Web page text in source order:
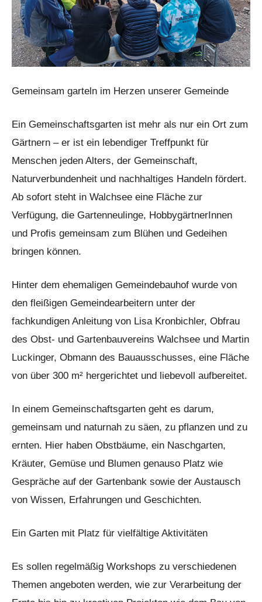
Gemeinsam garteln im Herzen unserer Gemeinde
Ein Gemeinschaftsgarten ist mehr als nur ein Ort zum
Gärtnern – er ist ein lebendiger Treffpunkt für
Menschen jeden Alters, der Gemeinschaft,
Naturverbundenheit und nachhaltiges Handeln fördert.
Ab sofort steht in Walchsee eine Fläche zur
Verfügung, die Gartenneulinge, HobbygärtnerInnen
und Profis gemeinsam zum Blühen und Gedeihen
bringen können.
Hinter dem ehemaligen Gemeindebauhof wurde von
den fleißigen Gemeindearbeitern unter der
fachkundigen Anleitung von Lisa Kronbichler, Obfrau
des Obst- und Gartenbauvereins Walchsee und Martin
Luckinger, Obmann des Bauausschusses, eine Fläche
von über 300 m² hergerichtet und liebevoll aufbereitet.
In einem Gemeinschaftsgarten geht es darum,
gemeinsam und naturnah zu säen, zu pflanzen und zu
ernten. Hier haben Obstbäume, ein Naschgarten,
Kräuter, Gemüse und Blumen genauso Platz wie
Gespräche auf der Gartenbank sowie der Austausch
von Wissen, Erfahrungen und Geschichten.
Ein Garten mit Platz für vielfältige Aktivitäten
Es sollen regelmäßig Workshops zu verschiedenen
Themen angeboten werden, wie zur Verarbeitung der